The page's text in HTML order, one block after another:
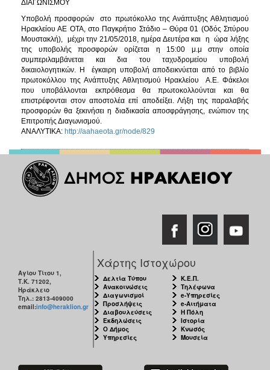
ΔΙΑΓΩΝΙΣΜΟΥ
Υποβολή προσφορών στο πρωτόκολλο της Ανάπτυξης Αθλητισμού
Ηρακλείου ΑΕ ΟΤΑ, στο Παγκρήτιο Στάδιο – Θύρα 01 (Οδός Σπύρου
Μουστακλή), μέχρι την 21/05/2018, ημέρα Δευτέρα και η ώρα λήξης
της υποβολής προσφορών ορίζεται η 15:00 μ.μ στην οποία
συμπεριλαμβάνεται και δια του ταχυδρομείου υποβολή
δικαιολογητικών. Η έγκαιρη υποβολή αποδεικνύεται από το βιβλίο
πρωτοκόλλου της Ανάπτυξης Αθλητισμού Ηρακλείου Α.Ε. Φάκελοι
που υποβάλλονται εκπρόθεσμα θα πρωτοκολλούνται και θα
επιστρέφονται στον αποστολέα επί αποδείξει. Λήξη της παραλαβής
προσφορών θα ξεκινήσει η διαδικασία αποσφράγησης, ενώπιον της
Επιτροπής Διαγωνισμού.
ΑΝΑΛΥΤΙΚΑ: http://aahaeota.gr/node/829
Αγίου Τίτου 1,
Τ.Κ. 71202,
Ηράκλειο
Τηλ.: 2813-409000
email:info@heraklion.gr
Χάρτης Ιστοχώρου
Δελτία Τύπου
Ανακοινώσεις
Διαγωνισμοί
Προσλήψεις
Διαβουλεύσεις
Εκδηλώσεις
Ο Δήμος
Υπηρεσίες
Κ.Ε.Π.
Τηλέφωνα
e-Υπηρεσίες
e-Αιτήματα
Η Πόλη
Ιστορία
Κνωσός
Μουσεία